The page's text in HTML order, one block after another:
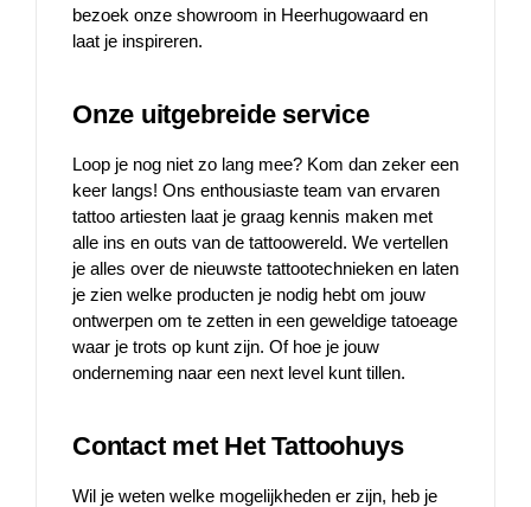
bezoek onze showroom in Heerhugowaard en
laat je inspireren.
Onze uitgebreide service
Loop je nog niet zo lang mee? Kom dan zeker een
keer langs! Ons enthousiaste team van ervaren
tattoo artiesten laat je graag kennis maken met
alle ins en outs van de tattoowereld. We vertellen
je alles over de nieuwste tattootechnieken en laten
je zien welke producten je nodig hebt om jouw
ontwerpen om te zetten in een geweldige tatoeage
waar je trots op kunt zijn. Of hoe je jouw
onderneming naar een next level kunt tillen.
Contact met Het Tattoohuys
Wil je weten welke mogelijkheden er zijn, heb je